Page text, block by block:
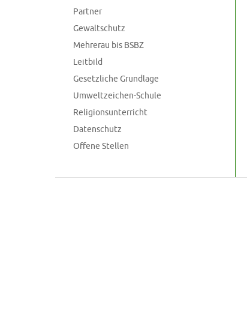
Partner
Gewaltschutz
Mehrerau bis BSBZ
Leitbild
Gesetzliche Grundlage
Umweltzeichen-Schule
Religionsunterricht
Datenschutz
Offene Stellen